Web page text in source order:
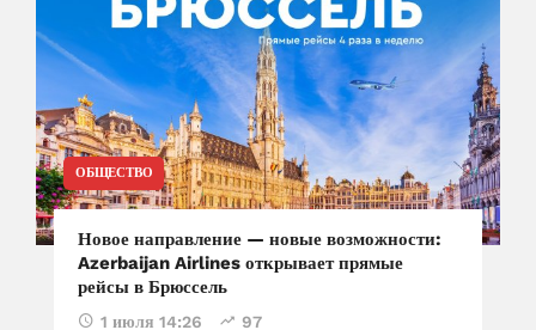
ОБЩЕСТВО
Новое направление — новые возможности:
Azerbaijan Airlines открывает прямые
рейсы в Брюссель
1 июля 14:26 97